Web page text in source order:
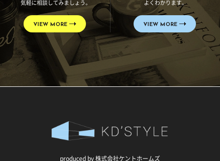
気軽に相談してみましょう。
VIEW MORE
よくわかります。
VIEW MORE
produced by 株式会社ケントホームズ